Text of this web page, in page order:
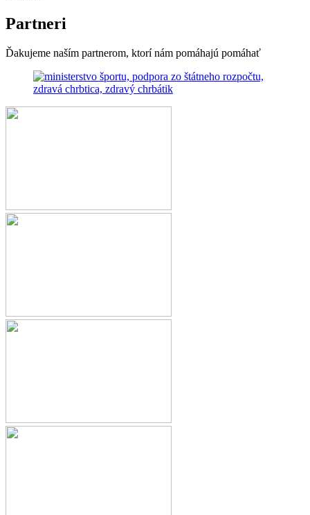
Partneri
Ďakujeme naším partnerom, ktorí nám pomáhajú pomáhať